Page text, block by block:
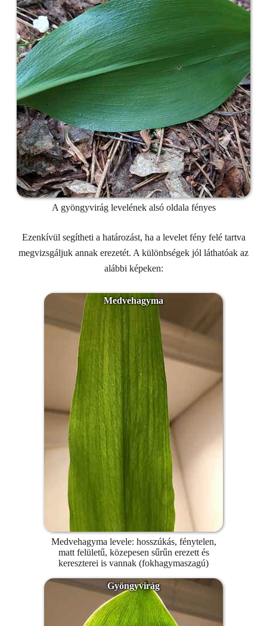
A gyöngyvirág levelének alsó oldala fényes
Ezenkívül segítheti a határozást, ha a levelet fény felé tartva
megvizsgáljuk annak erezetét. A különbségek jól láthatóak az
alábbi képeken:
Medvehagyma levele: hosszúkás, fénytelen,
matt felületű, közepesen sűrűn erezett és
kereszterei is vannak (fokhagymaszagú)
Medvehagyma
Gyöngyvirág